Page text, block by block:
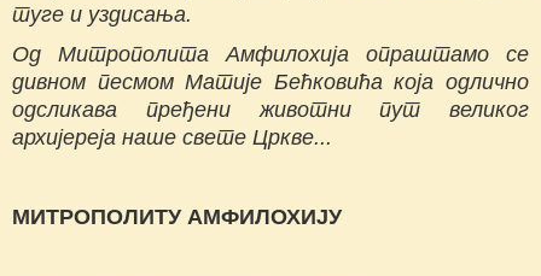
туге и уздисања.
Од Митрополита Амфилохија опраштамо се
дивном песмом Матије Бећковића која одлично
одсликава пређени животни пут великог
архијереја наше свете Цркве...
МИТРОПОЛИТУ АМФИЛОХИЈУ